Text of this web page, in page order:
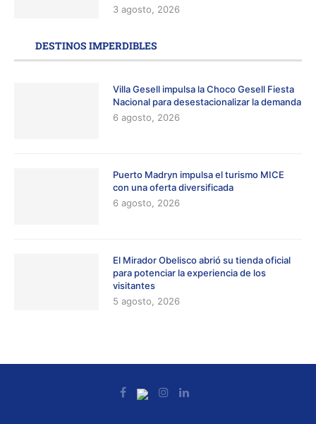
3 agosto, 2026
DESTINOS IMPERDIBLES
Villa Gesell impulsa la Choco Gesell Fiesta
Nacional para desestacionalizar la demanda
6 agosto, 2026
Puerto Madryn impulsa el turismo MICE
con una oferta diversificada
6 agosto, 2026
El Mirador Obelisco abrió su tienda oficial
para potenciar la experiencia de los
visitantes
5 agosto, 2026